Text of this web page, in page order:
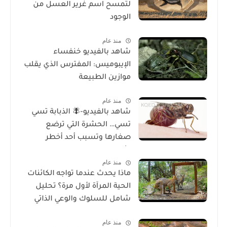
لتمسح اسم غرير العسل من
الوجود
منذ عام
شاهد بالفيديو خنفساء
الإيبوميس: المفترس الذي يقلب
موازين الطبيعة
منذ عام
شاهد بالفيديو-🪰 الذبابة تسي
تسي… الحشرة التي ترضع
صغارها وتسبب أحد أخطر
منذ عام
ماذا يحدث عندما تواجه الكائنات
الحية المرآة لأول مرة؟ تحليل
شامل للسلوك والوعي الذاتي
منذ عام